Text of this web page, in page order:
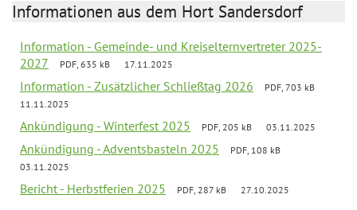
Informationen aus dem Hort Sandersdorf
Information - Gemeinde- und Kreiselternvertreter 2025-
2027
PDF, 635 kB 17.11.2025
Information - Zusätzlicher Schließtag 2026
PDF, 703 kB
11.11.2025
Ankündigung - Winterfest 2025 PDF, 205 kB 03.11.2025
Ankündigung - Adventsbasteln 2025
PDF, 108 kB
03.11.2025
Bericht - Herbstferien 2025 PDF, 287 kB 27.10.2025